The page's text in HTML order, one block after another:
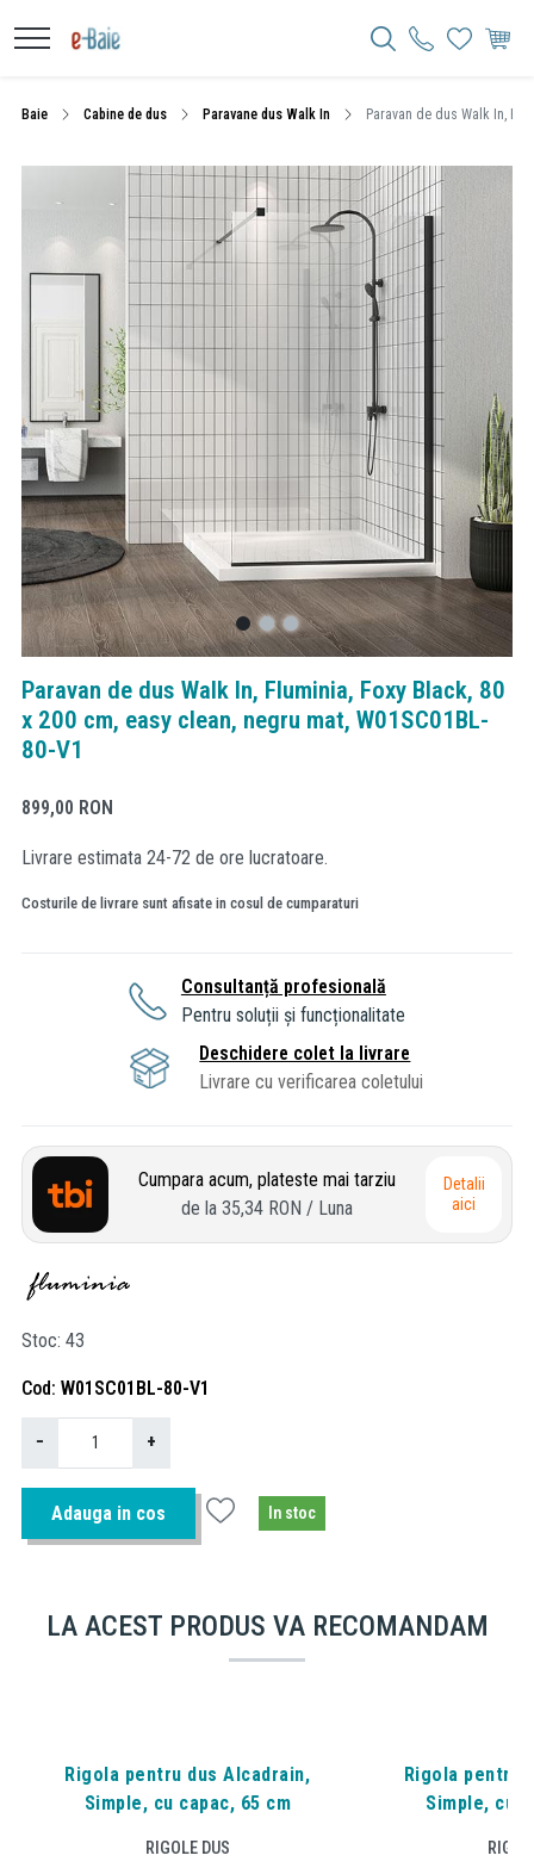
Baie Cabine de dus Paravane dus Walk In Paravan de dus Walk In,
Paravan de dus Walk In, Fluminia, Foxy Black, 80
x 200 cm, easy clean, negru mat, W01SC01BL-
80-V1
899,00 RON
Livrare estimata 24-72 de ore lucratoare.
Costurile de livrare sunt afisate in cosul de cumparaturi
Consultanță profesională
Pentru soluții și funcționalitate
Deschidere colet la livrare
Livrare cu verificarea coletului
Cumpara acum, plateste mai tarziu
de la 35,34 RON / Luna
Detalii
aici
Stoc 43
Cod W01SC01BL-80-V1
− +
Adauga in cos In stoc
LA ACEST PRODUS VA RECOMANDAM
Rigola pentru dus Alcadrain,
Simple, cu capac, 65 cm
RIGOLE DUS
Rigola pentru
Simple, cu